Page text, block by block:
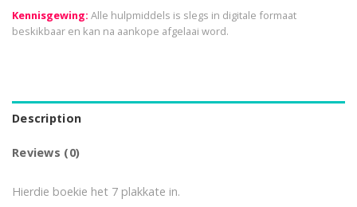
Kennisgewing: Alle hulpmiddels is slegs in digitale formaat
beskikbaar en kan na aankope afgelaai word.
Description
Reviews (0)
Hierdie boekie het 7 plakkate in.